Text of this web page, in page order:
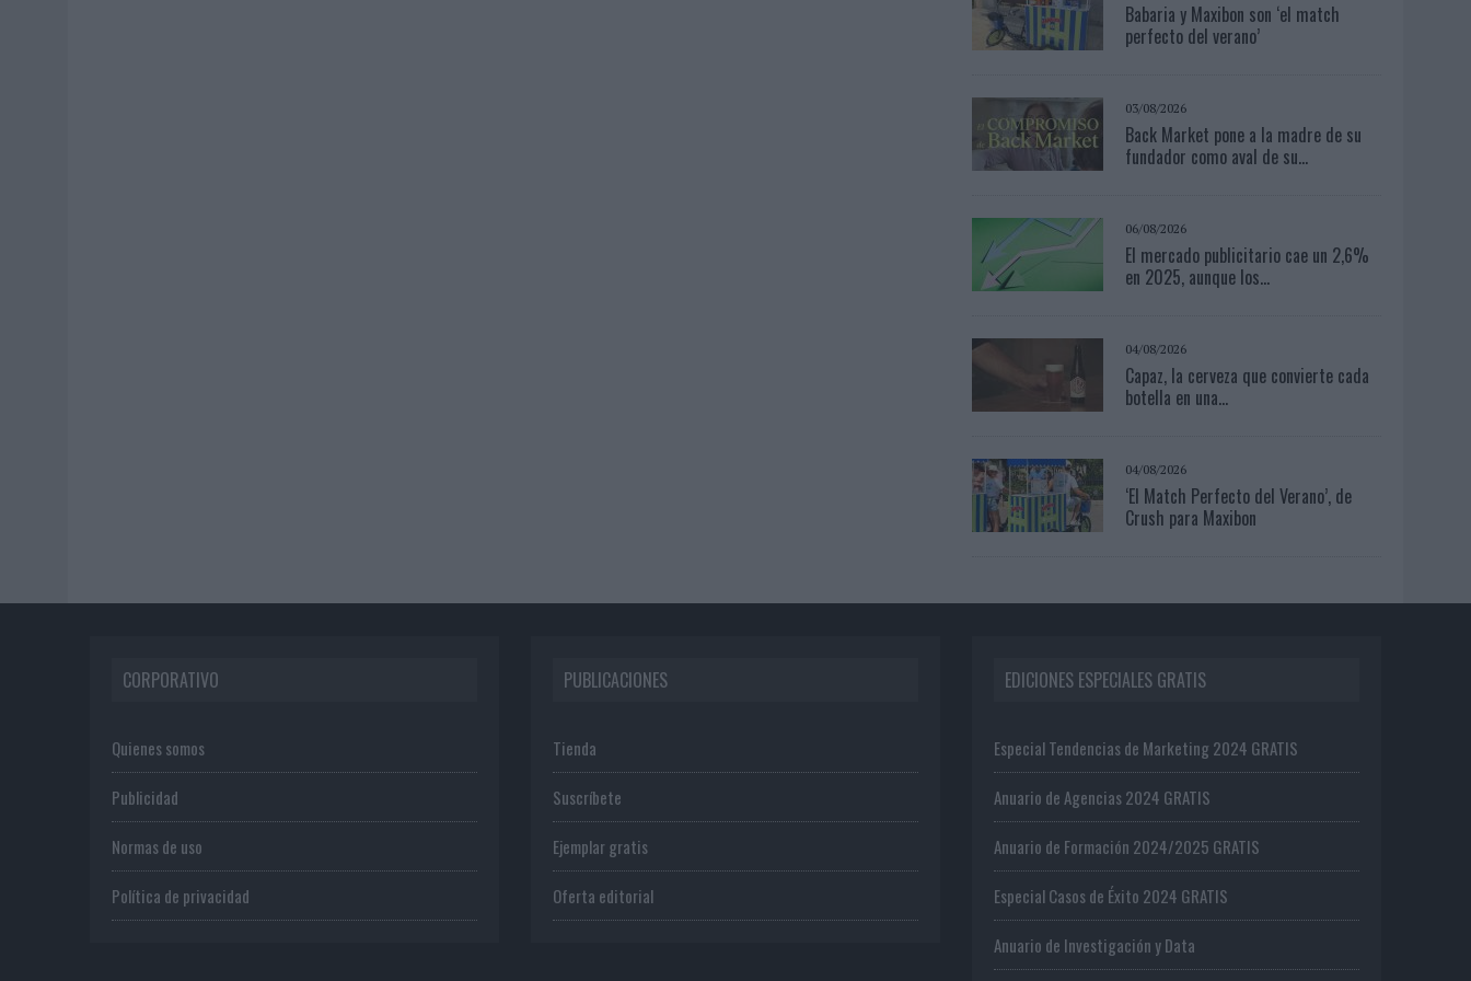
Babaria y Maxibon son ‘el match
perfecto del verano’
03/08/2026
Back Market pone a la madre de su
fundador como aval de su...
06/08/2026
El mercado publicitario cae un 2,6%
en 2025, aunque los...
04/08/2026
Capaz, la cerveza que convierte cada
botella en una...
04/08/2026
‘El Match Perfecto del Verano’, de
Crush para Maxibon
CORPORATIVO
Quienes somos
Publicidad
Normas de uso
Política de privacidad
PUBLICACIONES
Tienda
Suscríbete
Ejemplar gratis
Oferta editorial
EDICIONES ESPECIALES GRATIS
Especial Tendencias de Marketing 2024 GRATIS
Anuario de Agencias 2024 GRATIS
Anuario de Formación 2024/2025 GRATIS
Especial Casos de Éxito 2024 GRATIS
Anuario de Investigación y Data